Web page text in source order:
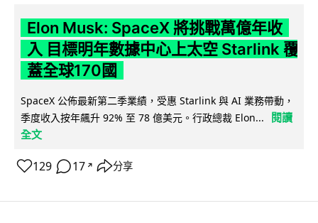
Elon Musk: SpaceX 將挑戰萬億年收
入 目標明年數據中心上太空 Starlink 覆
蓋全球170國
SpaceX 公佈最新第二季業績，受惠 Starlink 與 AI 業務帶動，
季度收入按年飆升 92% 至 78 億美元。行政總裁 Elon...
閱讀
全文
129 17 ↗ 分享